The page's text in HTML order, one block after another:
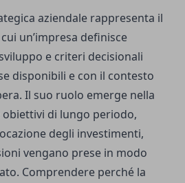
aziendale rappresenta il
un’impresa definisce
e criteri decisionali
disponibili e con il contesto
Il suo ruolo emerge nella
obiettivi di lungo periodo,
degli investimenti,
vengano prese in modo
Comprendere perché la